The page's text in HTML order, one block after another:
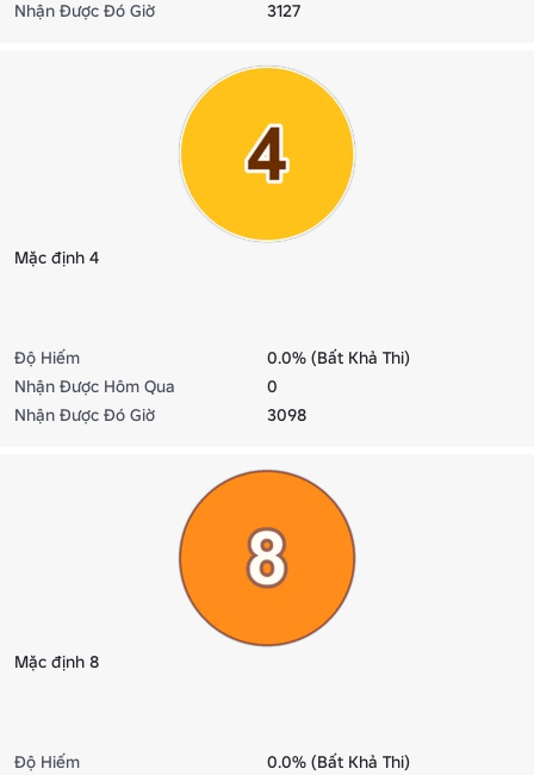
Nhận Được Đó Giờ
3127
Mặc định 4
Độ Hiếm
0.0% (Bất Khả Thi)
Nhận Được Hôm Qua
0
Nhận Được Đó Giờ
3098
Mặc định 8
Độ Hiếm 0.0% (Bất Khả Thi)